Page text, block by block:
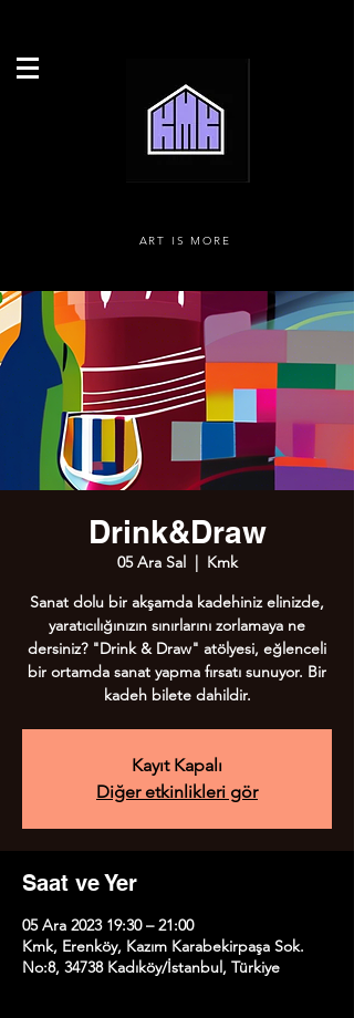
ART IS MORE
Drink&Draw
05 Ara Sal
  |
Kmk
Sanat dolu bir akşamda kadehiniz elinizde,
yaratıcılığınızın sınırlarını zorlamaya ne
dersiniz? "Drink & Draw" atölyesi, eğlenceli
bir ortamda sanat yapma fırsatı sunuyor. Bir
kadeh bilete dahildir.
Kayıt Kapalı
Diğer etkinlikleri gör
Saat ve Yer
05 Ara 2023 19:30 – 21:00
Kmk, Erenköy, Kazım Karabekirpaşa Sok.
No:8, 34738 Kadıköy/İstanbul, Türkiye